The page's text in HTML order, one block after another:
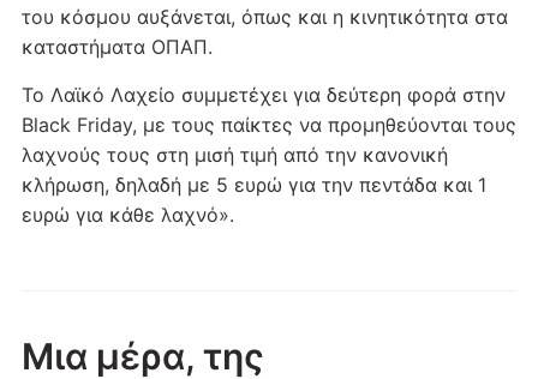
του κόσμου αυξάνεται, όπως και η κινητικότητα στα
καταστήματα ΟΠΑΠ.
Το Λαϊκό Λαχείο συμμετέχει για δεύτερη φορά στην
Black Friday, με τους παίκτες να προμηθεύονται τους
λαχνούς τους στη μισή τιμή από την κανονική
κλήρωση, δηλαδή με 5 ευρώ για την πεντάδα και 1
ευρώ για κάθε λαχνό».
Μια μέρα, της